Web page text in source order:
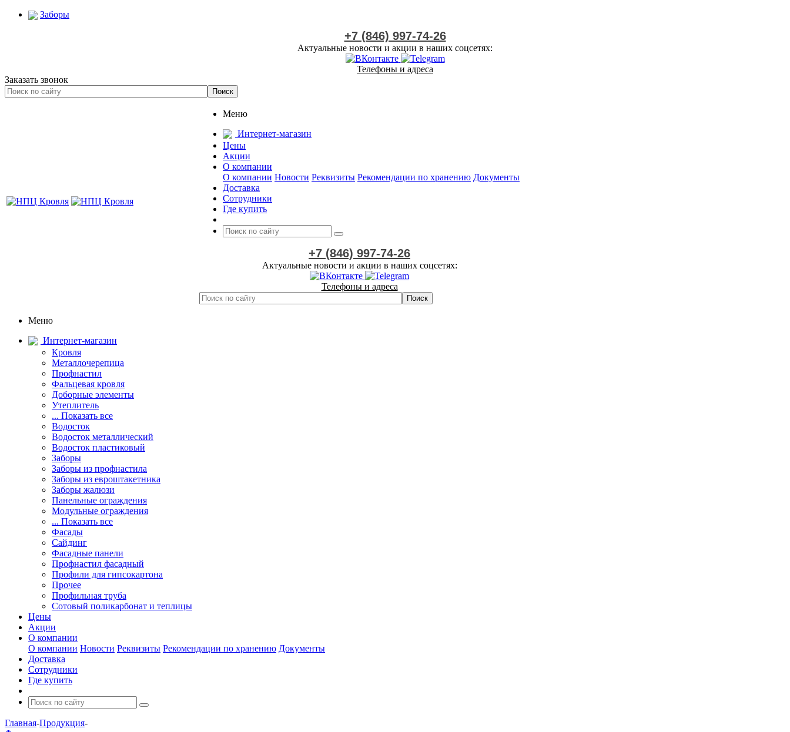
Заборы
+7 (846) 997-74-26
Актуальные новости и акции в наших соцсетях:
Телефоны и адреса
Заказать звонок
Меню
Интернет-магазин
Цены
Акции
О компании
О компании Новости Реквизиты Рекомендации по хранению Документы
Доставка
Сотрудники
Где купить
+7 (846) 997-74-26
Актуальные новости и акции в наших соцсетях:
Телефоны и адреса
Меню
Интернет-магазин
Кровля
Металлочерепица
Профнастил
Фальцевая кровля
Доборные элементы
Утеплитель
... Показать все
Водосток
Водосток металлический
Водосток пластиковый
Заборы
Заборы из профнастила
Заборы из евроштакетника
Заборы жалюзи
Панельные ограждения
Модульные ограждения
... Показать все
Фасады
Сайдинг
Фасадные панели
Профнастил фасадный
Профили для гипсокартона
Прочее
Профильная труба
Сотовый поликарбонат и теплицы
Цены
Акции
О компании
О компании Новости Реквизиты Рекомендации по хранению Документы
Доставка
Сотрудники
Где купить
Главная-Продукция-